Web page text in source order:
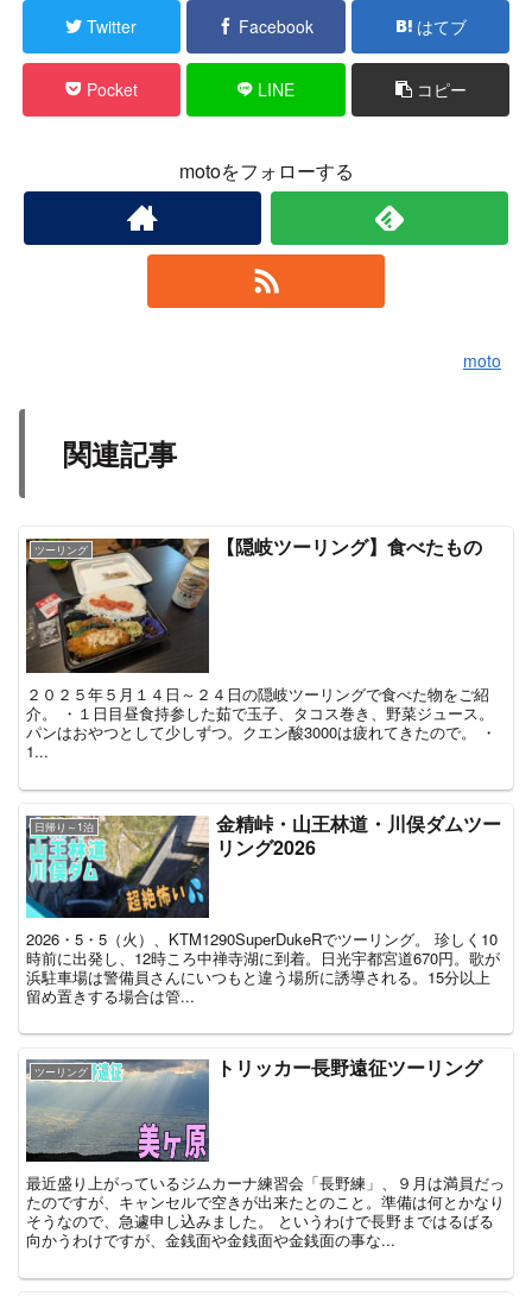
Twitter Facebook はてブ
Pocket LINE コピー
motoをフォローする
moto
関連記事
ツーリング 【隠岐ツーリング】食べたもの
２０２５年５月１４日～２４日の隠岐ツーリングで食べた物をご紹
介。 ・１日目昼食持参した茹で玉子、タコス巻き、野菜ジュース。
パンはおやつとして少しずつ。クエン酸3000は疲れてきたので。 ・
1...
日帰り～1泊
金精峠・山王林道・川俣ダムツー
リング2026
2026・5・5（火）、KTM1290SuperDukeRでツーリング。 珍しく10
時前に出発し、12時ころ中禅寺湖に到着。日光宇都宮道670円。歌が
浜駐車場は警備員さんにいつもと違う場所に誘導される。15分以上
留め置きする場合は管...
ツーリング トリッカー長野遠征ツーリング
最近盛り上がっているジムカーナ練習会「長野練」、９月は満員だっ
たのですが、キャンセルで空きが出来たとのこと。準備は何とかなり
そうなので、急遽申し込みました。 というわけで長野まではるばる
向かうわけですが、金銭面や金銭面や金銭面の事な...